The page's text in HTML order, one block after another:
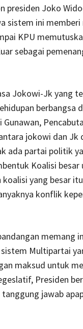
presiden Joko
sistem ini memberi
KPU
sebagai
Jokowi-Jk yang
berbangsa
jokowi dan Jk
ada partai politik
Koalisi besar
yang besar
konflik
memang
Multipartai
maksud untuk
Presiden
jawab